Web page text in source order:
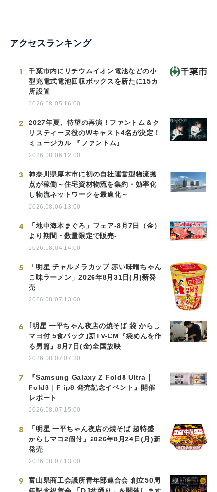
アクセスランキング
1
千葉市内にリチウムイオン電池などの小
型充電式電池回収ボックスを新たに15カ
所設置
2026.08.05 16:00
2
2027年夏、待望の再演！ファントム＆ク
リスティーヌ役のWキャスト4名が決定！
ミュージカル 『ファントム』
2026.08.06 12:00
3
神奈川県厚木市に初の自社運営型物流拠
点が稼働～住宅資材物流を集約・効率化
し物流ネットワークを最適化～
2026.08.06 13:00
4
「地中海本まぐろ」フェア-8月7日（金）
より期間・数量限定で販売-
2026.08.04 14:00
5
「明星 チャルメラカップ 赤い味噌ちゃん
こ味ラーメン」2026年8月31日(月)新発
売
2026.08.07 13:00
6
｢明星 一平ちゃん夜店の焼そば 袋 からし
マヨ付 5食パック｣新TV-CM『袋めんを作
る男篇』8月7日(金)全国放映
2026.08.07 07:30
7
『Samsung Galaxy Z Fold8 Ultra｜
Fold8｜Flip8 発売記念イベント』開催
レポート
2026.08.07 15:00
8
「明星 一平ちゃん夜店の焼そば 超特盛
からしマヨ2個付」2026年8月24日(月)新
発売
2026.08.07 13:00
9
富山県商工会議所青年部連合会 創立50周